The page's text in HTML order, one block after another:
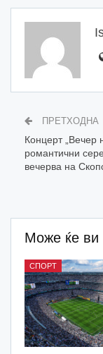
ПРЕТХОДНА
Концерт „Вечер
романтични
вечерва на
Може ќе ви
СПОРТ